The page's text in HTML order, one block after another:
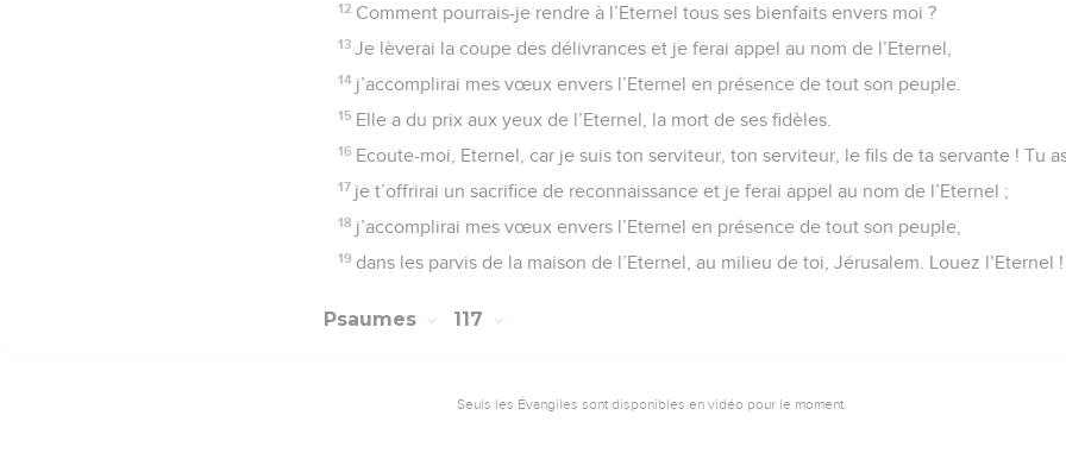
12 Comment pourrais-je rendre à l’Eternel tous ses bienfaits envers moi ?
13 Je lèverai la coupe des délivrances et je ferai appel au nom de l’Eternel,
14 j’accomplirai mes vœux envers l’Eternel en présence de tout son peuple.
15 Elle a du prix aux yeux de l’Eternel, la mort de ses fidèles.
16 Ecoute-moi, Eternel, car je suis ton serviteur, ton serviteur, le fils de ta servante ! Tu
17 je t’offrirai un sacrifice de reconnaissance et je ferai appel au nom de l’Eternel ;
18 j’accomplirai mes vœux envers l’Eternel en présence de tout son peuple,
19 dans les parvis de la maison de l’Eternel, au milieu de toi, Jérusalem. Louez l’Eternel !
Psaumes 117
Seuls les Évangiles sont disponibles en vidéo pour le moment.